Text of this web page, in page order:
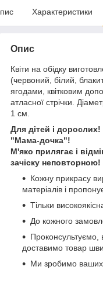
Характеристики
Опис
Квіти на обідку
(червоний, білий,
ягодами, квітковим
атласної стрічки.
1 см.
Для дітей і
"Мама-дочка"!
М'яко прилягає і
зачіску неповторною!
Кожну прикрасу
матеріалів і
Тільки
До кожного
Проконсультуємо,
доставимо товар
Ми зробимо